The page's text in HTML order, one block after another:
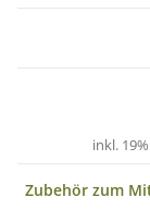
inkl.
Zubehör zum